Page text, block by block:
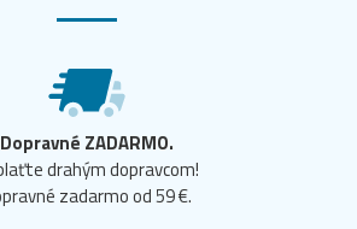
Dopravné ZADARMO.
drahým dopravcom!
zadarmo od 59 €.